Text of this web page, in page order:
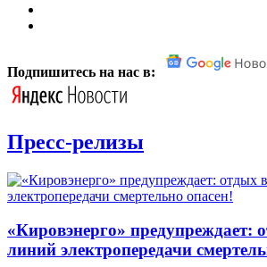
Подпишитесь на нас в:
Пресс-релизы
«Кировэнерго» предупреждает:
линий электропередачи